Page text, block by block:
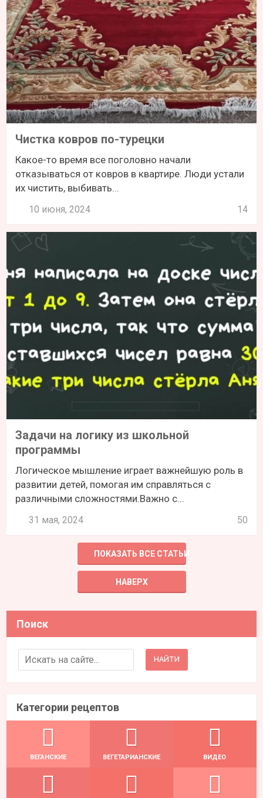
Чистка ковров по-турецки
Какое-то время все поголовно начали
отказываться от ковров в квартире. Люди устали
их чистить, выбивать...
10 июня, 2024 14
Задачи на логику из школьной
программы
Логическое мышление играет важнейшую роль в
развитии детей, помогая им справляться с
различными сложностями.Важно с...
31 мая, 2024 50
ПОКАЗАТЬ ВСЕ СТАТЬИ
НАВЕРХ
Поиск
Search for:
Категории рецептов
ВЕГАНСКИЕ ВЕГЕТАРИАНСКИЕ ВИДЕО